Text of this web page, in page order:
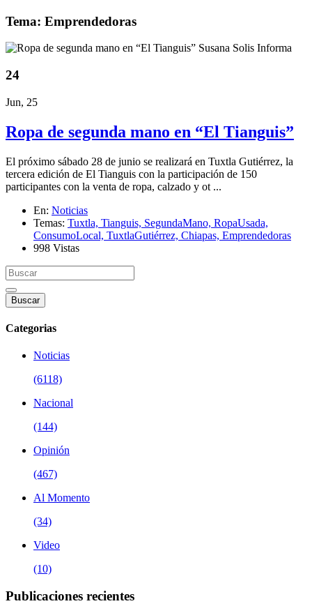
Tema: Emprendedoras
24
Jun, 25
Ropa de segunda mano en “El Tianguis”
El próximo sábado 28 de junio se realizará en Tuxtla Gutiérrez, la
tercera edición de El Tianguis con la participación de 150
participantes con la venta de ropa, calzado y ot ...
En: Noticias
Temas: Tuxtla, Tianguis, SegundaMano, RopaUsada,
ConsumoLocal, TuxtlaGutiérrez, Chiapas, Emprendedoras
998 Vistas
Buscar
Categorias
Noticias
(6118)
Nacional
(144)
Opinión
(467)
Al Momento
(34)
Video
(10)
Publicaciones recientes